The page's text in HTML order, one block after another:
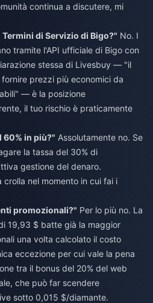
continua a discutere, mi
di Servizio di Bigo?" No. I
tramite l'API ufficiale di Bigo con
stessa di Livesbuy — "il
prezzi più economici da
— è la posizione
il tuo rischio è praticamente
60% in più?" Assolutamente no. Se
la tassa del 30% di
gestione del denaro.
nel momento in cui fai i
promozionali?" Per lo più no. La
19,93 $ batte già la maggior
una volta calcolato il costo
eccezione per cui vale la pena
tra il bonus del 20% del web
che può far scendere
sotto 0,015 $/diamante.